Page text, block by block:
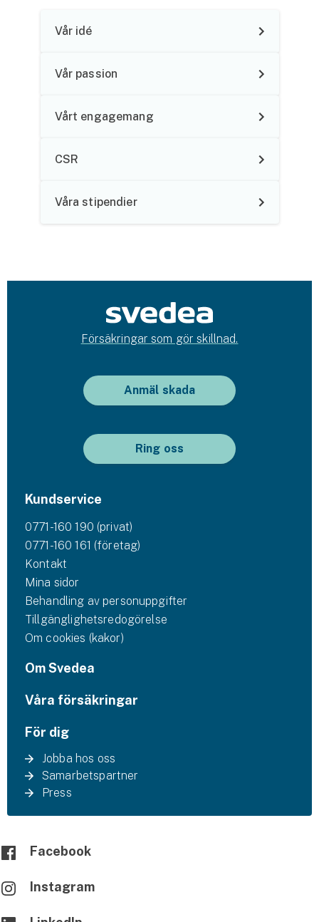
Vår idé
Vår passion
Vårt engagemang
CSR
Våra stipendier
Försäkringar som gör skillnad.
Anmäl skada
Ring oss
Kundservice
0771-160 190 (privat)
0771-160 161 (företag)
Kontakt
Mina sidor
Behandling av personuppgifter
Tillgänglighetsredogörelse
Om cookies (kakor)
Om Svedea
Våra försäkringar
För dig
Jobba hos oss
Samarbetspartner
Press
Facebook
Instagram